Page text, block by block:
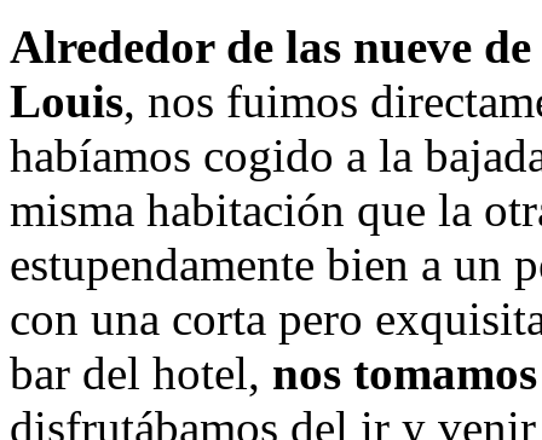
Alrededor de las nueve
Louis, nos fuimos
habíamos cogido a la
misma habitación que la
estupendamente bien a un
con una corta pero
bar del hotel, nos
disfrutábamos del ir y venir